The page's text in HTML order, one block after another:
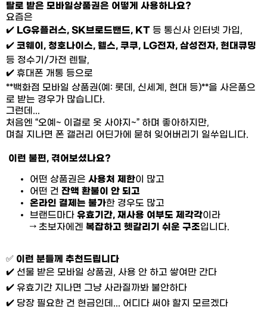
탈로 받은 모바일상품권은 어떻게 사용하나요?
요즘은
✔️ LG유플러스, SK브로드밴드, KT 등 통신사 인터넷 가입,
✔️ 코웨이, 청호나이스, 웰스, 쿠쿠, LG전자, 삼성전자, 현대큐밍
등 정수기/가전 렌탈,
✔️ 휴대폰 개통 등으로
**백화점 모바일 상품권(예: 롯데, 신세계, 현대 등)**을 사은품으
로 받는 경우가 많습니다.
그런데...
처음엔 “오예~ 이걸로 옷 사야지~” 하며 좋아하지만,
며칠 지나면 폰 갤러리 어딘가에 묻혀 잊어버리기 일쑤입니다.
이런 불편, 겪어보셨나요?
어떤 상품권은 사용처 제한이 많고
어떤 건 잔액 환불이 안 되고
온라인 결제는 불가한 경우도 많고
브랜드마다 유효기간, 재사용 여부도 제각각이라
→ 초보자에겐 복잡하고 헷갈리기 쉬운 구조입니다.
✅ 이런 분들께 추천드립니다
✔️ 선물 받은 모바일 상품권, 사용 안 하고 쌓여만 간다
✔️ 유효기간 지나면 그냥 사라질까봐 불안하다
✔️ 당장 필요한 건 현금인데... 어디다 써야 할지 모르겠다